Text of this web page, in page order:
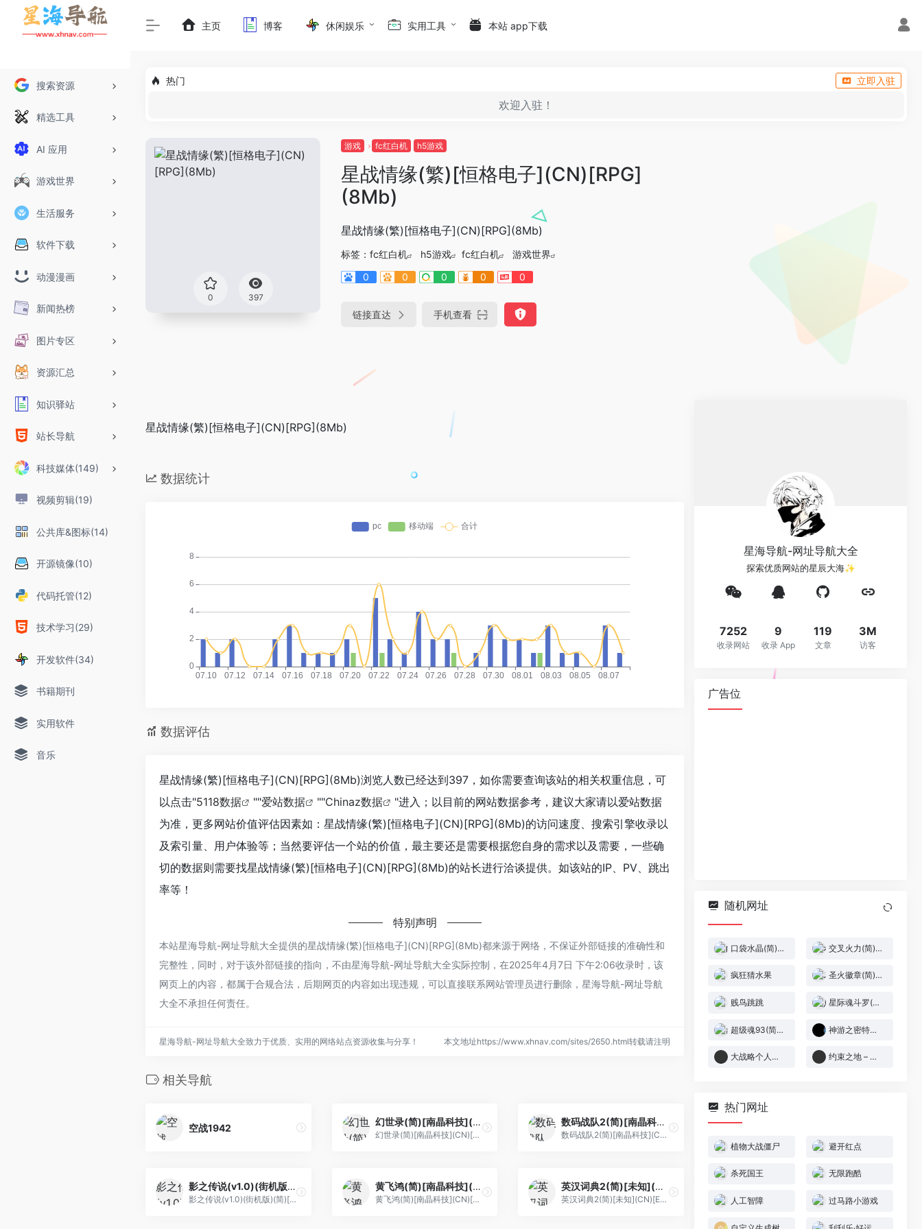
搜索资源
精选工具
AI 应用
游戏世界
生活服务
软件下载
动漫漫画
新闻热榜
图片专区
资源汇总
知识驿站
站长导航
科技媒体(149)
视频剪辑(19)
公共库&图标(14)
开源镜像(10)
代码托管(12)
技术学习(29)
开发软件(34)
书籍期刊
实用软件
音乐
主页 博客 休闲娱乐 实用工具 本站 app下载
热门 立即入驻
欢迎入驻！
0 397
游戏 fc红白机 h5游戏
星战情缘(繁)[恒格电子](CN)[RPG]
(8Mb)
星战情缘(繁)[恒格电子](CN)[RPG](8Mb)
标签： fc红白机 h5游戏 fc红白机
游戏世界
0
0 0 0 0
链接直达 手机查看
星战情缘(繁)[恒格电子](CN)[RPG](8Mb)
数据统计
数据评估
星战情缘(繁)[恒格电子](CN)[RPG](8Mb)浏览人数已经达到397，如你需要查询该站的相关权重信息，可
以点击"5118数据 ""爱站数据 ""Chinaz数据
"进入；以目前的网站数据参考，建议大家请以爱站数据
为准，更多网站价值评估因素如：星战情缘(繁)[恒格电子](CN)[RPG](8Mb)的访问速度、搜索引擎收录以
及索引量、用户体验等；当然要评估一个站的价值，最主要还是需要根据您自身的需求以及需要，一些确
切的数据则需要找星战情缘(繁)[恒格电子](CN)[RPG](8Mb)的站长进行洽谈提供。如该站的IP、PV、跳出
率等！
特别声明
本站星海导航-网址导航大全提供的星战情缘(繁)[恒格电子](CN)[RPG](8Mb)都来源于网络，不保证外部链接的准确性和
完整性，同时，对于该外部链接的指向，不由星海导航-网址导航大全实际控制，在2025年4月7日 下午2:06收录时，该
网页上的内容，都属于合规合法，后期网页的内容如出现违规，可以直接联系网站管理员进行删除，星海导航-网址导航
大全不承担任何责任。
星海导航-网址导航大全致力于优质、实用的网络站点资源收集与分享！ 本文地址https://www.xhnav.com/sites/2650.html转载请注明
相关导航
空战1942
幻世录(简)[南晶科技](CN)[RPG](16Mb)
幻世录(简)[南晶科技](CN)[RPG](16Mb)
数码战队2(简)[南晶科技](CN)[RPG](16Mb)
数码战队2(简)[南晶科技](CN)[RPG](16Mb)
影之传说(v1.0)(街机版)(简)[KasuraJ](JP)[ACT](1Mb)
影之传说(v1.0)(街机版)(简)[KasuraJ](JP)[ACT](1Mb)
黄飞鸿(简)[南晶科技](CN)[RPG](4Mb)
黄飞鸿(简)[南晶科技](CN)[RPG](4Mb)
英汉词典2(简)[未知](CN)[ETC](4Mb)
英汉词典2(简)[未知](CN)[ETC](4Mb)
星海导航-网址导航大全
探索优质网站的星辰大海✨
7252
收录网站
9
收录 App
119
文章
3M
访客
广告位
随机网址
口袋水晶(简)[南晶科技](CN)[RPG](16Mb) 交叉火力(简)[高伟](JP)[STG](2Mb)
疯狂猜水果 圣火徽章(简)[外星科技](JP)[RPG](5Mb)
贱鸟跳跳 星际魂斗罗(修正版)(简)[樱组+MS](US)[ACT](2Mb)
超级魂93(简)[烟山软件](CN)[ACT](1Mb) 神游之密特罗德 – 零点任务[神游](简)(JP)(64Mb)
大战略个人汉化版_2010-4-7 约束之地 – 利维艾拉[PromisedLand](v1.05)[简](JP)(256Mb)
热门网址
植物大战僵尸 避开红点
杀死国王 无限跑酷
人工智障 过马路小游戏